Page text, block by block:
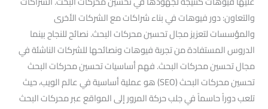
والتعاون: دور فيوهات في بناء شراكات مع الشركات الأخرى
والمؤسسات لتعزيز مجال تحسين محركات البحث. نصائح للنجاح بينما
الدروس المستفادة من تجربة فيوهات ونصائحها للشركات الناشئة في
مجال تحسين محركات البحث. فهم أساسيات تحسين محركات البحث
تحسين محركات البحث (SEO) هو عملية أساسية في عالم الويب، حيث
تلعب دوراً حاسماً في جلب حركة المرور إلى المواقع عبر محركات البحث